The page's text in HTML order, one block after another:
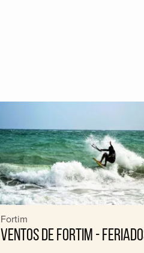
Fortim
VENTOS DE FORTIM -